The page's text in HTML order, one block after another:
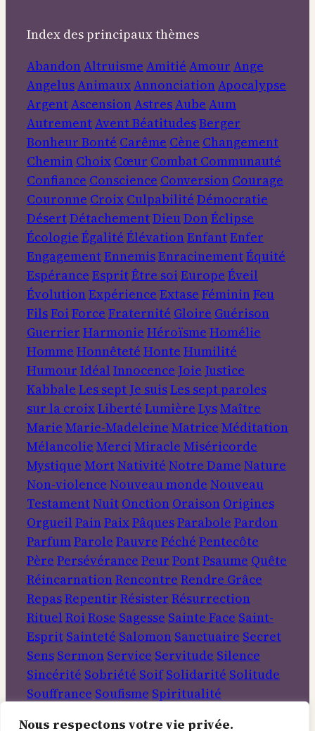
Nous respectons votre vie privée.
Index des principaux thèmes
AbandonAltruisme Amitié Amour Ange
AngelusAnimauxAnnonciationApocalypse
ArgentAscensionAstresAube Aum
AutrementAventBéatitudesBerger
Bonheur Bonté Carême Cène Changement
Chemin Choix Cœur Combat Communauté
Confiance Conscience Conversion Courage
Couronne Croix Culpabilité Démocratie
DésertDétachementDieuDonÉclipse
Écologie Égalité ÉlévationEnfantEnfer
EngagementEnnemisEnracinementÉquité
Espérance EspritÊtre soi Europe Éveil
ÉvolutionExpérience Extase FémininFeu
FilsFoi Force Fraternité Gloire Guérison
Guerrier Harmonie Héroïsme Homélie
Homme Honnêteté Honte Humilité
Humour Idéal Innocence Joie Justice
Kabbale Les sept Je suisLes sept paroles
sur la croixLiberté Lumière LysMaître
Marie Marie-Madeleine Matrice Méditation
Mélancolie Merci Miracle Miséricorde
Mystique MortNativité Notre Dame Nature
Non-violence Nouveau monde Nouveau
TestamentNuit Onction Oraison Origines
Orgueil PainPaixPâquesParabole Pardon
ParfumParole Pauvre Péché Pentecôte
Père Persévérance Peur PontPsaume Quête
RéincarnationRencontre Rendre Grâce
RepasRepentir Résister Résurrection
Rituel Roi Rose Sagesse Sainte Face Saint-
Esprit Sainteté Salomon Sanctuaire Secret
Sens Sermon Service Servitude Silence
Sincérité Sobriété Soif Solidarité Solitude
Souffrance Soufisme Spiritualité